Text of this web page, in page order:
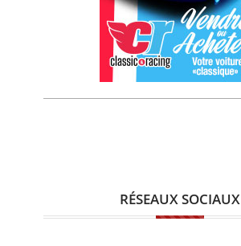
RÉSEAUX SOCIAUX